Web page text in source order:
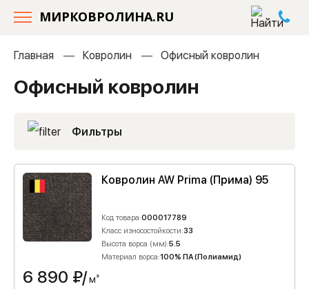
МИРКОВРОЛИНА.RU
Главная Ковролин Офисный ковролин
Офисный ковролин
Фильтры
Ковролин AW Prima (Прима) 95
Код товара:000017789
Класс износостойкости:33
Высота ворса (мм):5.5
Материал ворса:100% ПА (Полиамид)
6 890 ₽/м²